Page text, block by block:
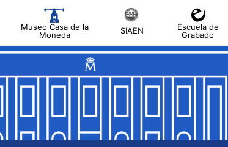
Museo Casa de la
Moneda
SIAEN
Escuela de
Grabado